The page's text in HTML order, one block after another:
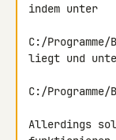
indem unter
C:/
liegt und
C:/
Allerdings